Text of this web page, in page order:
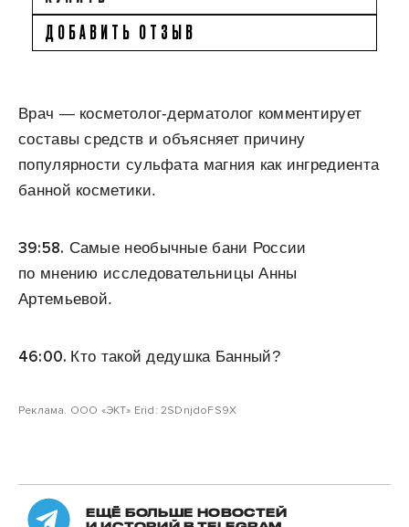
ДОБАВИТЬ ОТЗЫВ
Врач — косметолог-дерматолог комментирует
составы средств и объясняет причину
популярности сульфата магния как ингредиента
банной косметики.
39:58. Самые необычные бани России
по мнению исследовательницы Анны
Артемьевой.
46:00. Кто такой дедушка Банный?
Реклама. ООО «ЭКТ» Erid: 2SDnjdoFS9X
ЕЩЁ БОЛЬШЕ НОВОСТЕЙ